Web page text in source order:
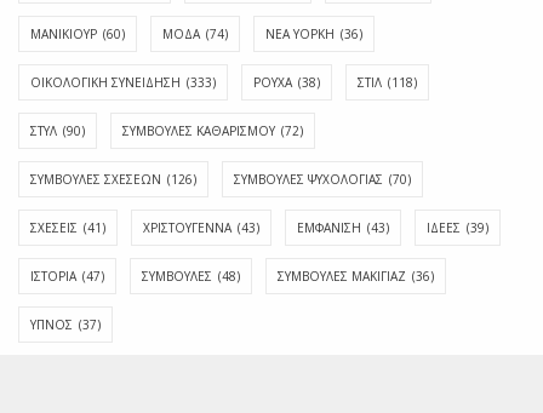
ΜΑΝΙΚΙΟΥΡ (60) ΜΟΔΑ (74) ΝΕΑ ΥΟΡΚΗ (36)
ΟΙΚΟΛΟΓΙΚΗ ΣΥΝΕΙΔΗΣΗ (333) ΡΟΥΧΑ (38) ΣΤΙΛ (118)
ΣΤΥΛ (90) ΣΥΜΒΟΥΛΕΣ ΚΑΘΑΡΙΣΜΟΥ (72)
ΣΥΜΒΟΥΛΕΣ ΣΧΕΣΕΩΝ (126) ΣΥΜΒΟΥΛΕΣ ΨΥΧΟΛΟΓΙΑΣ (70)
ΣΧΕΣΕΙΣ (41) ΧΡΙΣΤΟΥΓΕΝΝΑ (43) ΕΜΦΆΝΙΣΗ (43) ΙΔΈΕΣ (39)
ΙΣΤΟΡΊΑ (47) ΣΥΜΒΟΥΛΈΣ (48) ΣΥΜΒΟΥΛΈΣ ΜΑΚΙΓΙΆΖ (36)
ΎΠΝΟΣ (37)